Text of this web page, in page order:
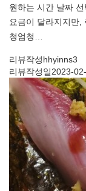
원하는 시간 날짜
요금이 달라지지만,
청엄청…
리뷰작성hhyinns3
리뷰작성일2023-